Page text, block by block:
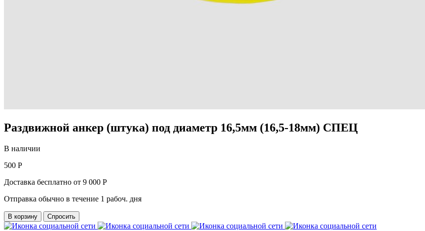
Раздвижной анкер (штука) под диаметр 16,5мм (16,5-18мм) СПЕЦ
В наличии
500 Р
Доставка бесплатно от 9 000 Р
Отправка обычно в течение 1 рабоч. дня
В корзину Спросить